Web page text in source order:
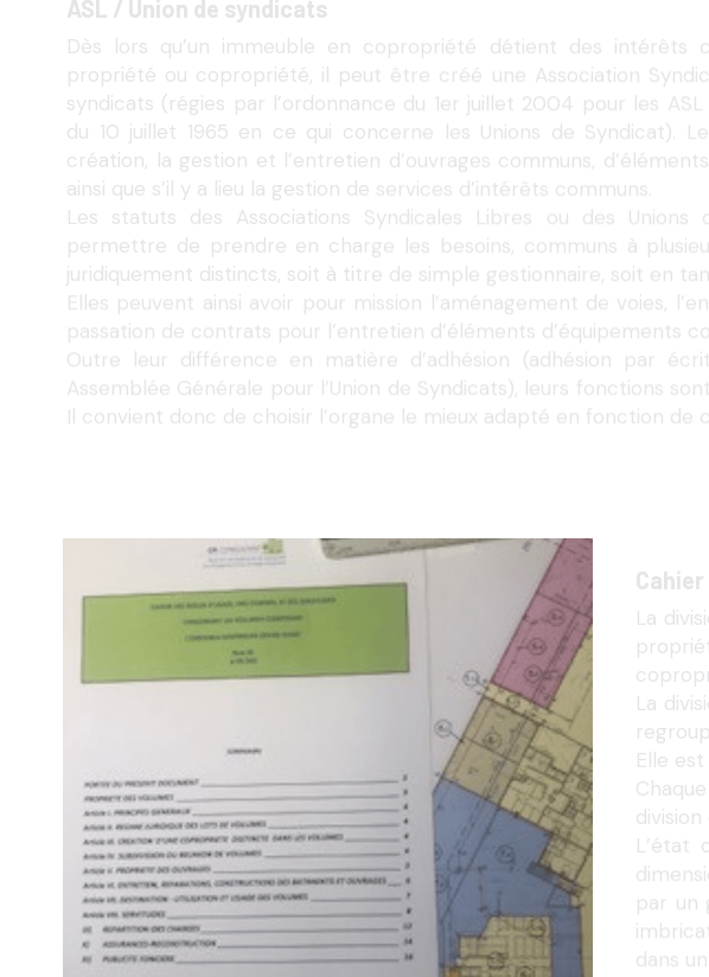
Dès lors qu’un immeuble en copropriété détient des intérêts
propriété ou copropriété, il peut être créé une Association
syndicats (régies par l’ordonnance du 1er juillet 2004 pour les
du 10 juillet 1965 en ce qui concerne les Unions de Syndicat).
création, la gestion et l’entretien d’ouvrages communs,
ainsi que s’il y a lieu la gestion de services d’intérêts communs.
Les statuts des Associations Syndicales Libres ou des Unions
permettre de prendre en charge les besoins, communs à
juridiquement distincts, soit à titre de simple gestionnaire, soit en
Elles peuvent ainsi avoir pour mission l’aménagement de voies,
passation de contrats pour l’entretien d’éléments d’équipements
Outre leur différence en matière d’adhésion (adhésion par écrit
Assemblée Générale pour l’Union de Syndicats), leurs fonctions
Il convient donc de choisir l’organe le mieux adapté en fonction de
La
La
Elle
L’état
par un
dans
La